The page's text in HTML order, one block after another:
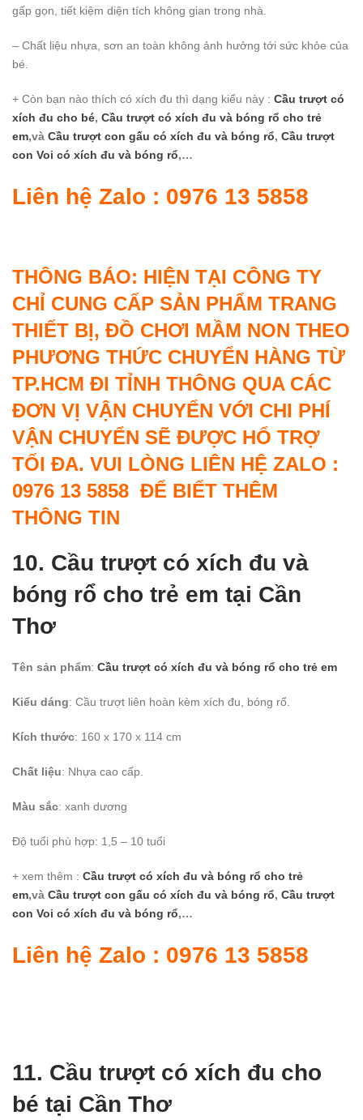
gấp gọn, tiết kiệm diện tích không gian trong nhà.
– Chất liệu nhựa, sơn an toàn không ảnh hưởng tới sức khỏe của
bé.
+ Còn bạn nào thích có xích đu thì dạng kiểu này : Cầu trượt có
xích đu cho bé, Cầu trượt có xích đu và bóng rổ cho trẻ
em,và Cầu trượt con gấu có xích đu và bóng rổ, Cầu trượt
con Voi có xích đu và bóng rổ,…
Liên hệ Zalo : 0976 13 5858
THÔNG BÁO: HIỆN TẠI CÔNG TY
CHỈ CUNG CẤP SẢN PHẨM TRANG
THIẾT BỊ, ĐỒ CHƠI MẦM NON THEO
PHƯƠNG THỨC CHUYỂN HÀNG TỪ
TP.HCM ĐI TỈNH THÔNG QUA CÁC
ĐƠN VỊ VẬN CHUYỂN VỚI CHI PHÍ
VẬN CHUYỂN SẼ ĐƯỢC HỔ TRỢ
TỐI ĐA. VUI LÒNG LIÊN HỆ ZALO :
0976 13 5858 ĐỂ BIẾT THÊM
THÔNG TIN
10. Cầu trượt có xích đu và
bóng rổ cho trẻ em tại Cần
Thơ
Tên sản phẩm: Cầu trượt có xích đu và bóng rổ cho trẻ em
Kiểu dáng: Cầu trượt liên hoàn kèm xích đu, bóng rổ.
Kích thước: 160 x 170 x 114 cm
Chất liệu: Nhựa cao cấp.
Màu sắc: xanh dương
Độ tuổi phù hợp: 1,5 – 10 tuổi
+ xem thêm : Cầu trượt có xích đu và bóng rổ cho trẻ
em,và Cầu trượt con gấu có xích đu và bóng rổ, Cầu trượt
con Voi có xích đu và bóng rổ,…
Liên hệ Zalo : 0976 13 5858
11. Cầu trượt có xích đu cho
bé tại Cần Thơ